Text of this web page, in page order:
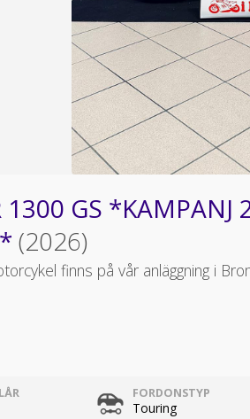
1300 GS *KAMPANJ
(2026)
finns på vår anläggning i
FORDONSTYP
Touring